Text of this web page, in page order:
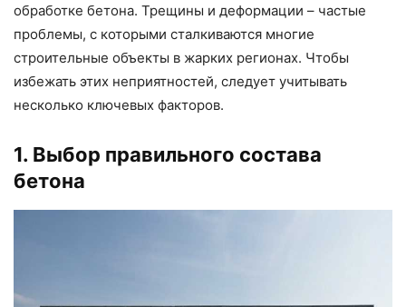
обработке бетона. Трещины и деформации – частые
проблемы, с которыми сталкиваются многие
строительные объекты в жарких регионах. Чтобы
избежать этих неприятностей, следует учитывать
несколько ключевых факторов.
1. Выбор правильного состава
бетона